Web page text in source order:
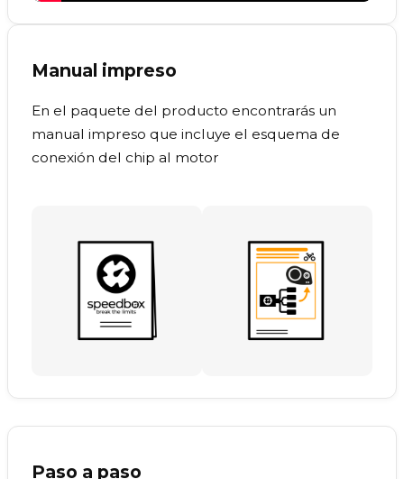
Manual impreso
En el paquete del producto encontrarás un
manual impreso que incluye el esquema de
conexión del chip al motor
Paso a paso